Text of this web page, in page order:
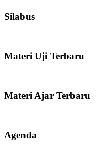
Silabus
Materi Uji Terbaru
Materi Ajar Terbaru
Agenda